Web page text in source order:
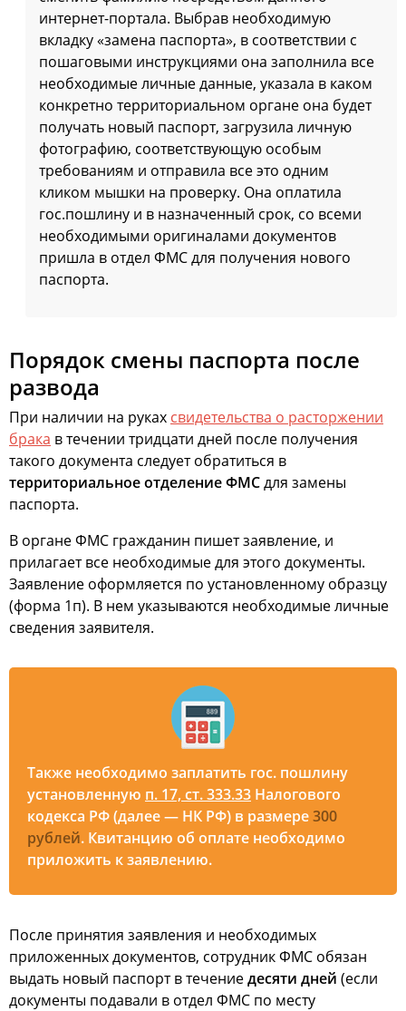
интернет-портала. Выбрав необходимую
вкладку «замена паспорта», в соответствии с
пошаговыми инструкциями она заполнила все
необходимые личные данные, указала в каком
конкретно территориальном органе она будет
получать новый паспорт, загрузила личную
фотографию, соответствующую особым
требованиям и отправила все это одним
кликом мышки на проверку. Она оплатила
гос.пошлину и в назначенный срок, со всеми
необходимыми оригиналами документов
пришла в отдел ФМС для получения нового
паспорта.
Порядок смены паспорта после
развода
При наличии на руках свидетельства о расторжении
брака в течении тридцати дней после получения
такого документа следует обратиться в
территориальное отделение ФМСдля замены
паспорта.
В органе ФМС гражданин пишет заявление, и
прилагает все необходимые для этого документы.
Заявление оформляется по установленному образцу
(форма 1п). В нем указываются необходимые личные
сведения заявителя.
Также необходимо заплатить гос. пошлину
установленную п. 17, ст. 333.33 Налогового
кодекса РФ (далее — НК РФ) в размере300
рублей. Квитанцию об оплате необходимо
приложить к заявлению.
После принятия заявления и необходимых
приложенных документов, сотрудник ФМС обязан
выдать новый паспорт в течениедесяти дней (если
документы подавали в отдел ФМС по месту